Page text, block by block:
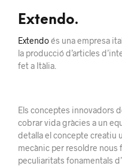
Extendo.
Extendoés una empresa
la producció d’articles
fet a Itàlia.
Els conceptes innovadors
cobrar vida gràcies a un
detalla el concepte creatiu
mecànic per resoldre nous
peculiaritats fonamentals